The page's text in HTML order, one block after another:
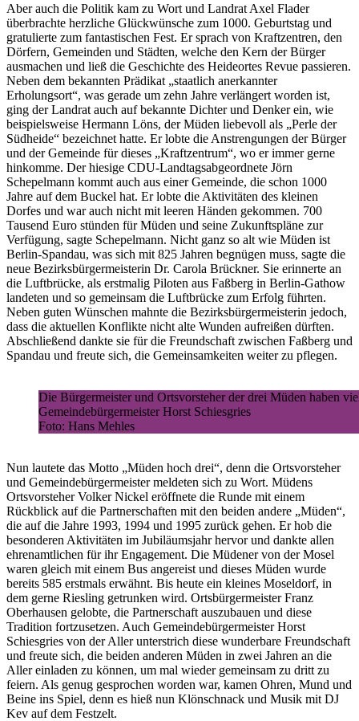
Aber auch die Politik kam zu Wort und Landrat Axel Flader
überbrachte herzliche Glückwünsche zum 1000. Geburtstag und
gratulierte zum fantastischen Fest. Er sprach von Kraftzentren, den
Dörfern, Gemeinden und Städten, welche den Kern der Bürger
ausmachen und ließ die Geschichte des Heideortes Revue passieren.
Neben dem bekannten Prädikat „staatlich anerkannter
Erholungsort“, was gerade um zehn Jahre verlängert worden ist,
ging der Landrat auch auf bekannte Dichter und Denker ein, wie
beispielsweise Hermann Löns, der Müden liebevoll als „Perle der
Südheide“ bezeichnet hatte. Er lobte die Anstrengungen der Bürger
und der Gemeinde für dieses „Kraftzentrum“, wo er immer gerne
hinkomme. Der hiesige CDU-Landtagsabgeordnete Jörn
Schepelmann kommt auch aus einer Gemeinde, die schon 1000
Jahre auf dem Buckel hat. Er lobte die Aktivitäten des kleinen
Dorfes und war auch nicht mit leeren Händen gekommen. 700
Tausend Euro stünden für Müden und seine Zukunftspläne zur
Verfügung, sagte Schepelmann. Nicht ganz so alt wie Müden ist
Berlin-Spandau, was sich mit 825 Jahren begnügen muss, sagte die
neue Bezirksbürgermeisterin Dr. Carola Brückner. Sie erinnerte an
die Luftbrücke, als erstmalig Piloten aus Faßberg in Berlin-Gathow
landeten und so gemeinsam die Luftbrücke zum Erfolg führten.
Neben guten Wünschen mahnte die Bezirksbürgermeisterin jedoch,
dass die aktuellen Konflikte nicht alte Wunden aufreißen dürften.
Abschließend dankte sie für die Freundschaft zwischen Faßberg und
Spandau und freute sich, die Gemeinsamkeiten weiter zu pflegen.
Die Bürgermeister und Ortsvorsteher der drei Müden haben
Gemeindebürgermeister Horst Schiesgries
Foto: Hans Mehles
Nun lautete das Motto „Müden hoch drei“, denn die Ortsvorsteher
und Gemeindebürgermeister meldeten sich zu Wort. Müdens
Ortsvorsteher Volker Nickel eröffnete die Runde mit einem
Rückblick auf die Partnerschaften mit den beiden andere „Müden“,
die auf die Jahre 1993, 1994 und 1995 zurück gehen. Er hob die
besonderen Aktivitäten im Jubiläumsjahr hervor und dankte allen
ehrenamtlichen für ihr Engagement. Die Müdener von der Mosel
waren gleich mit einem Bus angereist und dieses Müden wurde
bereits 585 erstmals erwähnt. Bis heute ein kleines Moseldorf, in
dem gerne Riesling getrunken wird. Ortsbürgermeister Franz
Oberhausen gelobte, die Partnerschaft auszubauen und diese
Tradition fortzusetzen. Auch Gemeindebürgermeister Horst
Schiesgries von der Aller unterstrich diese wunderbare Freundschaft
und freute sich, die beiden anderen Müden in zwei Jahren an die
Aller einladen zu können, um mal wieder gemeinsam zu dritt zu
feiern. Als genug gesprochen worden war, kamen Ohren, Mund und
Beine ins Spiel, denn es hieß nun Klönschnack und Musik mit DJ
Kev auf dem Festzelt.